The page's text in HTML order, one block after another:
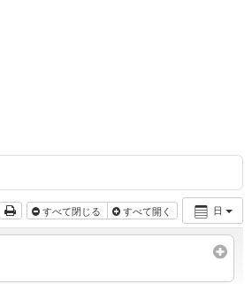
日
すべて閉じる すべて開く